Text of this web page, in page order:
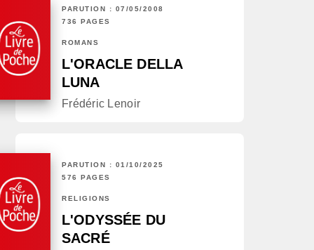
PARUTION : 07/05/2008
736 PAGES
ROMANS
L'ORACLE DELLA
LUNA
Frédéric Lenoir
PARUTION : 01/10/2025
576 PAGES
RELIGIONS
L'ODYSSÉE DU
SACRÉ